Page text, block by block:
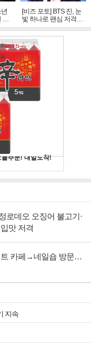
중
라
[비즈 포토] BTS 진, 눈
빛 하나로 팬심 저격…
독보적 카리스마
로데오 오징어 불고기·
맛 저격
트 카페→네일숍 방문…
지속